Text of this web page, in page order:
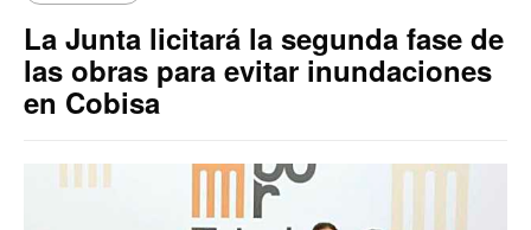
La Junta licitará la segunda fase de
las obras para evitar inundaciones
en Cobisa